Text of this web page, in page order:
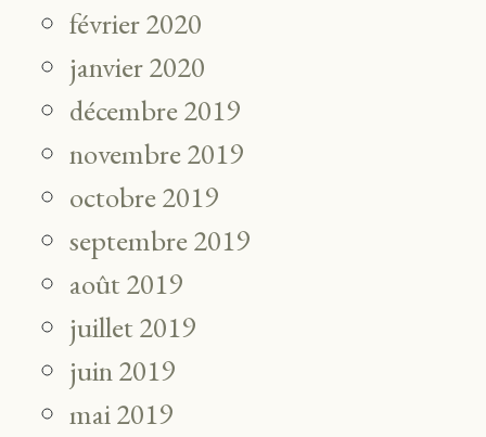
février 2020
janvier 2020
décembre 2019
novembre 2019
octobre 2019
septembre 2019
août 2019
juillet 2019
juin 2019
mai 2019